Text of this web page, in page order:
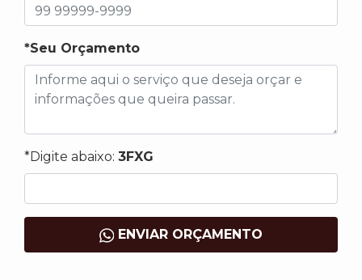
*Seu Orçamento
*Digite abaixo: 3FXG
ENVIAR ORÇAMENTO